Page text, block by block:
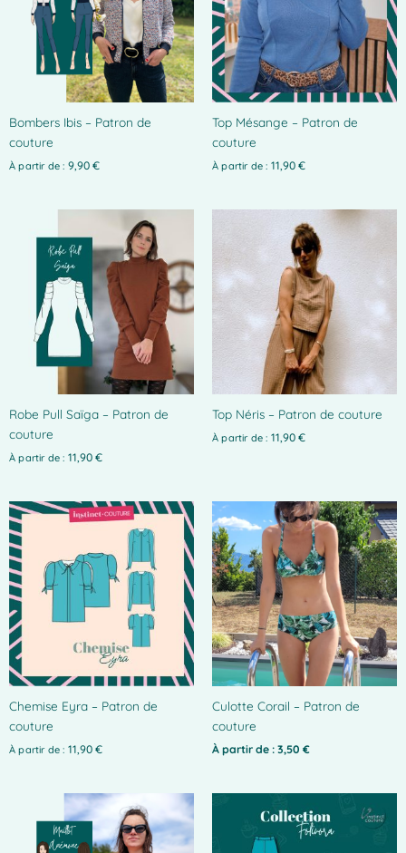
Bombers Ibis – Patron de
couture
À partir de : 9,90 €
variations.
options
peuvent
sur
la
page
Top Mésange – Patron de
couture
À partir de : 11,90 €
Robe Pull Saïga – Patron de
couture
À partir de : 11,90 €
produit
plusieurs
variations.
options
peuvent
sur
la
page
Top Néris – Patron de couture
À partir de : 11,90 €
Chemise Eyra – Patron de
couture
À partir de : 11,90 €
Culotte Corail – Patron de
couture
À partir de : 3,50 €
produit